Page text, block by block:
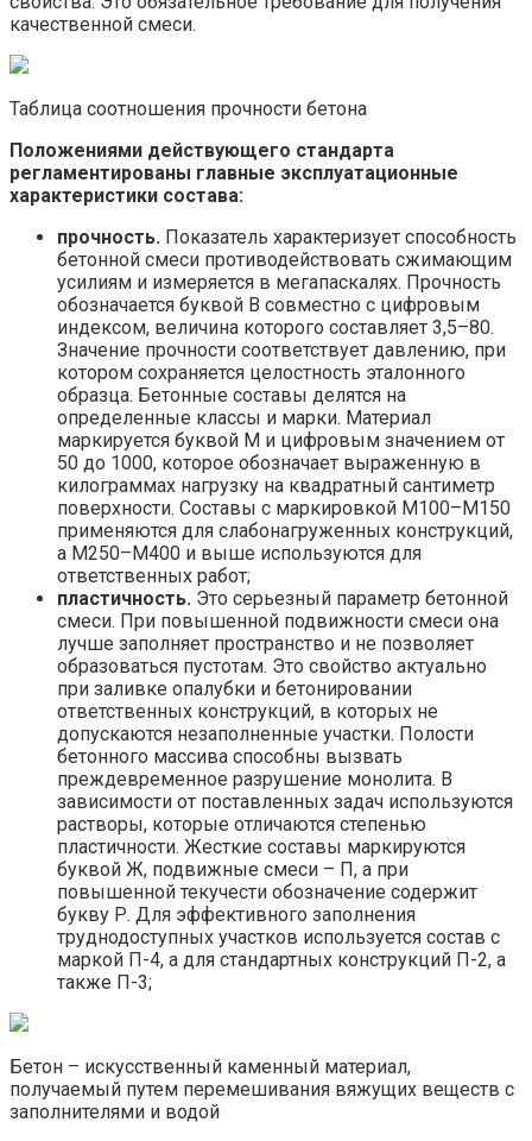
качественной смеси.
Таблица соотношения прочности бетона
Положениями действующего стандарта
регламентированы главные эксплуатационные
характеристики состава:
прочность. Показатель характеризует способность
бетонной смеси противодействовать сжимающим
усилиям и измеряется в мегапаскалях. Прочность
обозначается буквой В совместно с цифровым
индексом, величина которого составляет 3,5–80.
Значение прочности соответствует давлению, при
котором сохраняется целостность эталонного
образца. Бетонные составы делятся на
определенные классы и марки. Материал
маркируется буквой М и цифровым значением от
50 до 1000, которое обозначает выраженную в
килограммах нагрузку на квадратный сантиметр
поверхности. Составы с маркировкой М100–М150
применяются для слабонагруженных конструкций,
а М250–М400 и выше используются для
ответственных работ;
пластичность. Это серьезный параметр бетонной
смеси. При повышенной подвижности смеси она
лучше заполняет пространство и не позволяет
образоваться пустотам. Это свойство актуально
при заливке опалубки и бетонировании
ответственных конструкций, в которых не
допускаются незаполненные участки. Полости
бетонного массива способны вызвать
преждевременное разрушение монолита. В
зависимости от поставленных задач используются
растворы, которые отличаются степенью
пластичности. Жесткие составы маркируются
буквой Ж, подвижные смеси – П, а при
повышенной текучести обозначение содержит
букву Р. Для эффективного заполнения
труднодоступных участков используется состав с
маркой П-4, а для стандартных конструкций П-2, а
также П-3;
Бетон – искусственный каменный материал,
получаемый путем перемешивания вяжущих веществ с
заполнителями и водой